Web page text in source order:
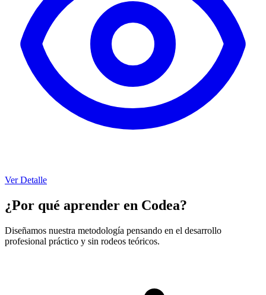
Ver Detalle
¿Por qué aprender en Codea?
Diseñamos nuestra metodología pensando en el desarrollo
profesional práctico y sin rodeos teóricos.